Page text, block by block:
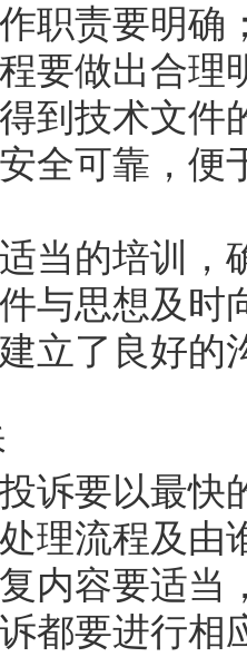
职责要明确
要做出合理
到技术文件
全可靠，便
当的培训，
与思想及时
立了良好的
诉要以最快
理流程及由
内容要适当
都要进行相